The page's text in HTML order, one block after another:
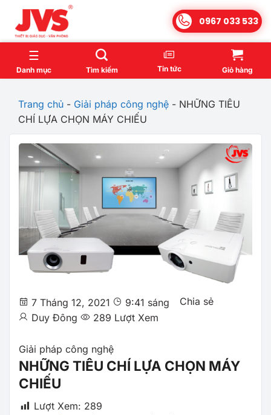
Danh mục Tìm kiếm Tin tức Giỏ hàng
0967 033 533
Trang chủ - Giải pháp công nghệ - NHỮNG TIÊU
CHÍ LỰA CHỌN MÁY CHIẾU
7 Tháng 12, 2021
9:41 sáng
Duy Đông
289 Lượt Xem
Chia sẻ
Giải pháp công nghệ
NHỮNG TIÊU CHÍ LỰA CHỌN MÁY
CHIẾU
Lượt Xem: 289